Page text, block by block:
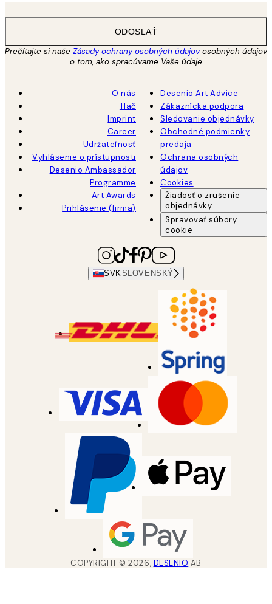
ODOSLAŤ
Prečítajte si naše Zásady ochrany osobných údajovosobných údajov
o tom, ako spracúvame Vaše údaje
O nás
Tlač
Imprint
Career
Udržateľnosť
Vyhlásenie o prístupnosti
Desenio Ambassador
Programme
Art Awards
Prihlásenie (firma)
Desenio Art Advice
Zákaznícka podpora
Sledovanie objednávky
Obchodné podmienky
predaja
Ochrana osobných
údajov
Cookies
Žiadosť o zrušenie
objednávky
Spravovať súbory
cookie
SVKSLOVENSKÝ
COPYRIGHT ©2026, DESENIO AB